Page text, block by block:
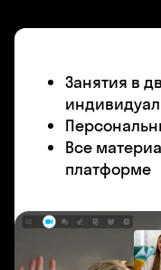
Занятия в
Все
платформе